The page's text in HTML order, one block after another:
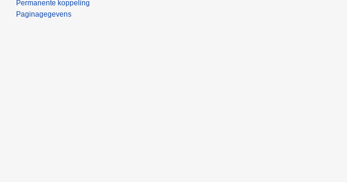
Permanente koppeling
Paginagegevens